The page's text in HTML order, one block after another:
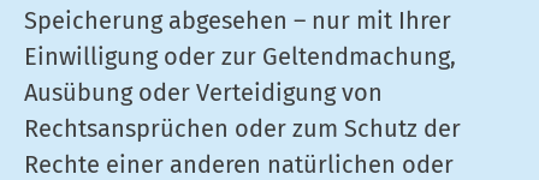
Speicherung abgesehen – nur mit Ihrer
Einwilligung oder zur Geltendmachung,
Ausübung oder Verteidigung von
Rechtsansprüchen oder zum Schutz der
Rechte einer anderen natürlichen oder